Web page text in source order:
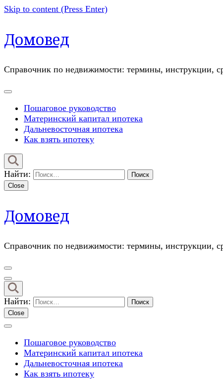
Skip to content (Press Enter)
Домовед
Справочник по недвижимости: термины, инструкции,
Пошаговое руководство
Материнский капитал ипотека
Дальневосточная ипотека
Как взять ипотеку
Найти:
Close
Домовед
Справочник по недвижимости: термины, инструкции,
Найти:
Close
Пошаговое руководство
Материнский капитал ипотека
Дальневосточная ипотека
Как взять ипотеку